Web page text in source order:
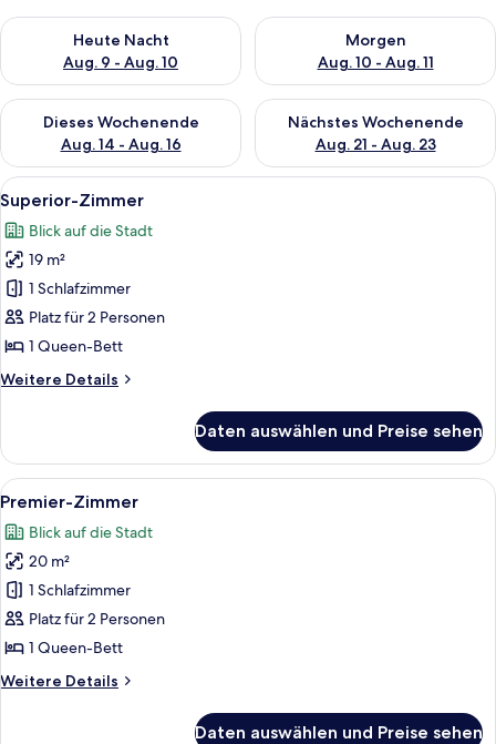
Heute Nacht
Aug. 9 - Aug. 10
Überprüfe die Verfügbarkeit für heute Nacht, Aug. 9 - Aug.
Morgen
Aug. 10 - Aug. 11
Überprüfe die Verfügbarkeit
Dieses Wochenende
Aug. 14 - Aug. 16
Überprüfe die Verfügbarkeit für dieses Wochenende, Aug. 14
Nächstes Wochenende
Aug. 21 - Aug. 23
Überprüfe die Verfügbarkeit
Alle
Fotos
für
Superior-
Zimmer
anzeigen
Ein modernes Hotelzimmer mit
7
Superior-Zimmer
Blick auf die Stadt
19 m²
1 Schlafzimmer
Platz für 2 Personen
1 Queen-Bett
Weitere Details
Weitere
Zimmer
Daten auswählen und Preise sehen
Alle
Fotos
für
Premier-
Zimmer
anzeigen
Ein modernes Hotelzimmer mit
3
Premier-Zimmer
Blick auf die Stadt
20 m²
1 Schlafzimmer
Platz für 2 Personen
1 Queen-Bett
Weitere Details
Weitere
Daten auswählen und Preise sehen